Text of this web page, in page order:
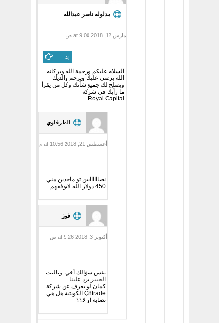
مدلوله ناصر عبدالله
مارس 12, 2018 at 9:00 ص
رد
السلام عليكم ورحمة الله وبركاته
الله يرضى عليك ويرحم والديك
ويصلح لك جميع شأنك وكل من يقرأ
ما رأيك في شركة
Royal Capital
الطرفاوي
أغسطس 21, 2018 at 10:56 م
نصاااااابين تو ماخذين مني
450 دولار الله لايوفقهم
فوز
أكتوبر 3, 2018 at 9:26 ص
نفس سؤالك أخي..وياليت
الخبير يرد علينا
كمان لو يعرف عن شركة
Q8trade الكويتية هل هي
نصابة او لا؟؟